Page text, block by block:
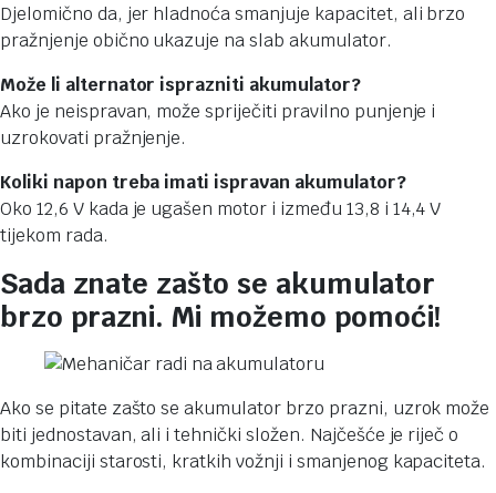
Djelomično da, jer hladnoća smanjuje kapacitet, ali brzo
pražnjenje obično ukazuje na slab akumulator.
Može li alternator isprazniti akumulator?
Ako je neispravan, može spriječiti pravilno punjenje i
uzrokovati pražnjenje.
Koliki napon treba imati ispravan akumulator?
Oko 12,6 V kada je ugašen motor i između 13,8 i 14,4 V
tijekom rada.
Sada znate zašto se akumulator
brzo prazni. Mi možemo pomoći!
Ako se pitate zašto se akumulator brzo prazni, uzrok može
biti jednostavan, ali i tehnički složen. Najčešće je riječ o
kombinaciji starosti, kratkih vožnji i smanjenog kapaciteta.